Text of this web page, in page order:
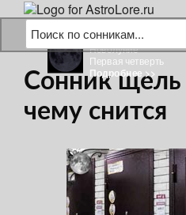
8 августа 2026 г.
Новолуние
Первая четверть
Подробнее >>
Сонник щель
чему снится